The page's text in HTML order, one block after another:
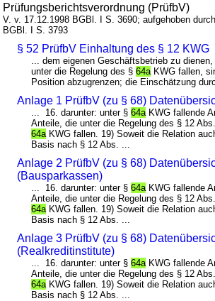
Prüfungsberichtsverordnung (PrüfbV)
V. v. 17.12.1998 BGBl. I S. 3690; aufgehoben
BGBl. I S. 3793
§ 52 PrüfbV Einhaltung des § 12 KWG
... dem eigenen Geschäftsbetrieb zu
unter die Regelung des §64a KWG fallen,
Position abzugrenzen; die Einschätzung
Anlage 1 PrüfbV (zu § 68)
... 16. darunter: unter §64a KWG fallende
Anteile, die unter die Regelung des § 12
64a KWG fallen. 19) Soweit die Relation
Basis nach § 12 Abs. ...
Anlage 2 PrüfbV (zu § 68)
(Bausparkassen)
... 16. darunter: unter §64a KWG fallende
Anteile, die unter die Regelung des § 12
64a KWG fallen. 19) Soweit die Relation
Basis nach § 12 Abs. ...
Anlage 3 PrüfbV (zu § 68)
(Realkreditinstitute)
... 16. darunter: unter §64a KWG fallende
Anteile, die unter die Regelung des § 12
64a KWG fallen. 19) Soweit die Relation
Basis nach § 12 Abs. ...